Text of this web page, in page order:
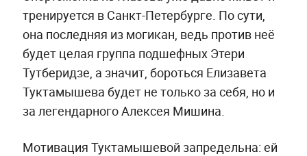
тренируется в Санкт-Петербурге. По сути,
она последняя из могикан, ведь против неё
будет целая группа подшефных Этери
Тутберидзе, а значит, бороться Елизавета
Туктамышева будет не только за себя, но и
за легендарного Алексея Мишина.
Мотивация Туктамышевой запредельна: ей